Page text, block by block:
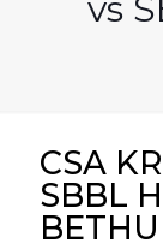
vs
CSA
SBBL